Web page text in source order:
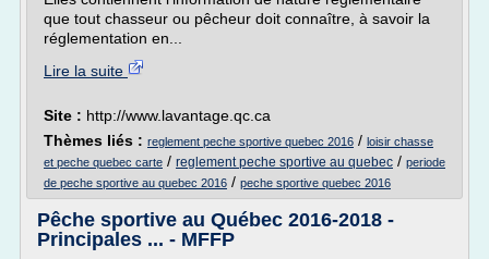
que tout chasseur ou pêcheur doit connaître, à savoir la
réglementation en...
Lire la suite
Site : http://www.lavantage.qc.ca
Thèmes liés : reglement peche sportive quebec 2016 / loisir chasse
et peche quebec carte / reglement peche sportive au quebec / periode
de peche sportive au quebec 2016 / peche sportive quebec 2016
Pêche sportive au Québec 2016-2018 -
Principales ... - MFFP